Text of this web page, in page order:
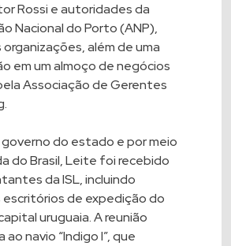
Rossi e autoridades da
Nacional do Porto (ANP),
além de uma
em um almoço de negócios
Associação de Gerentes
do estado e por meio
do Brasil, Leite foi recebido
da ISL, incluindo
escritórios de expedição do
uruguaia. A reunião
ao navio “Indigo I”, que